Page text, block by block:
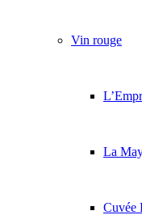
Vin rouge
La
Cuvée